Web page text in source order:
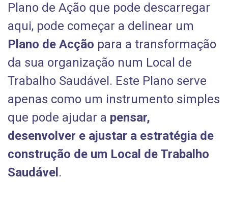
Plano de Ação que pode descarregar
aqui, pode começar a delinear um
Plano de Acção para a transformação
da sua organização num Local de
Trabalho Saudável. Este Plano serve
apenas como um instrumento simples
que pode ajudar a pensar,
desenvolver e ajustar a estratégia de
construção de um Local de Trabalho
Saudável .